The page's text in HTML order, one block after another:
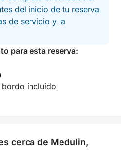
del inicio de tu reserva
de servicio y la
para esta reserva:
bordo incluido
cerca de Medulin,